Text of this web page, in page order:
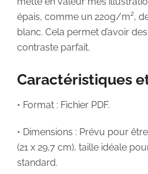
épais, comme un 220g/m²,
blanc. Cela permet d’avoir
contraste parfait.
Caractéristiques
• Format : Fichier PDF.
• Dimensions : Prévu pour
(21 x 29,7 cm), taille idéale
standard.